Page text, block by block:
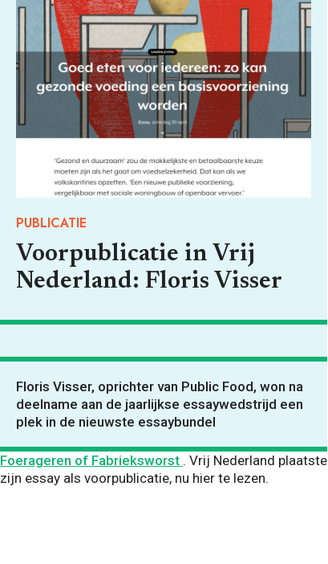
PUBLICATIE
Voorpublicatie in Vrij
Nederland: Floris Visser
Floris Visser, oprichter van Public Food, won na
deelname aan de jaarlijkse essaywedstrijd een
plek in de nieuwste essaybundel
Foerageren of Fabrieksworst . Vrij Nederland plaatste
zijn essay als voorpublicatie, nu hier te lezen.